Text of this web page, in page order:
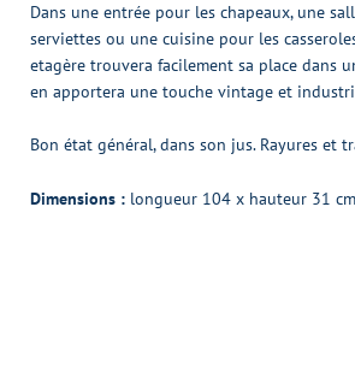
Dans une entrée pour les chapeaux, une
serviettes ou une cuisine pour les
etagère trouvera facilement sa place dans
en apportera une touche vintage et
Bon état général, dans son jus. Rayures et
Dimensions : longueur 104 x hauteur 31